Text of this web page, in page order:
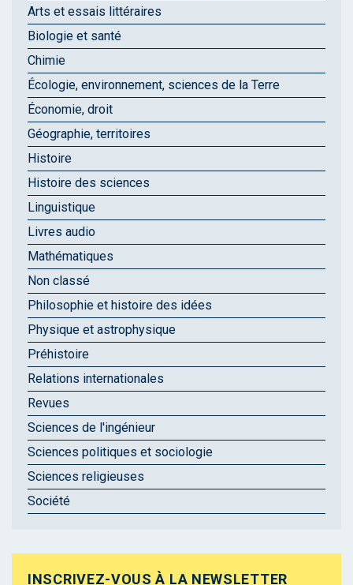
Arts et essais littéraires
Biologie et santé
Chimie
Écologie, environnement, sciences de la Terre
Économie, droit
Géographie, territoires
Histoire
Histoire des sciences
Linguistique
Livres audio
Mathématiques
Non classé
Philosophie et histoire des idées
Physique et astrophysique
Préhistoire
Relations internationales
Revues
Sciences de l'ingénieur
Sciences politiques et sociologie
Sciences religieuses
Société
INSCRIVEZ-VOUS À LA NEWSLETTER